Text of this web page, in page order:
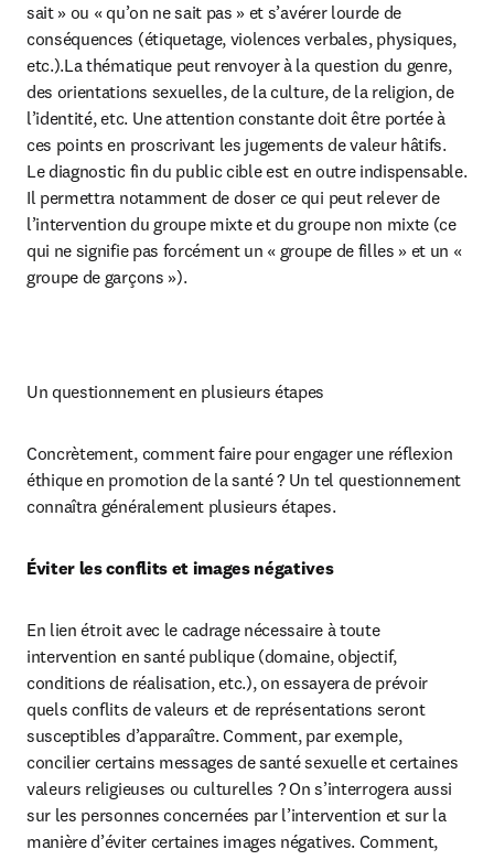
sait » ou « qu’on ne sait pas » et s’avérer lourde de
conséquences (étiquetage, violences verbales, physiques,
etc.).La thématique peut renvoyer à la question du genre,
des orientations sexuelles, de la culture, de la religion, de
l’identité, etc. Une attention constante doit être portée à
ces points en proscrivant les jugements de valeur hâtifs.
Le diagnostic fin du public cible est en outre indispensable.
Il permettra notamment de doser ce qui peut relever de
l’intervention du groupe mixte et du groupe non mixte (ce
qui ne signifie pas forcément un « groupe de filles » et un «
groupe de garçons »).
Un questionnement en plusieurs étapes
Concrètement, comment faire pour engager une réflexion
éthique en promotion de la santé ? Un tel questionnement
connaîtra généralement plusieurs étapes.
Éviter les conflits et images négatives
En lien étroit avec le cadrage nécessaire à toute
intervention en santé publique (domaine, objectif,
conditions de réalisation, etc.), on essayera de prévoir
quels conflits de valeurs et de représentations seront
susceptibles d’apparaître. Comment, par exemple,
concilier certains messages de santé sexuelle et certaines
valeurs religieuses ou culturelles ? On s’interrogera aussi
sur les personnes concernées par l’intervention et sur la
manière d’éviter certaines images négatives. Comment,